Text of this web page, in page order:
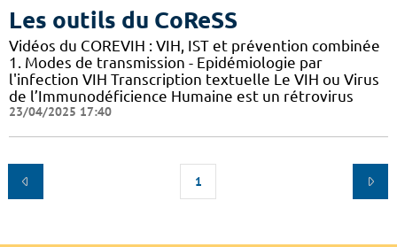
Les outils du CoReSS
Vidéos du COREVIH : VIH, IST et prévention combinée
1. Modes de transmission - Epidémiologie par
l'infection VIH Transcription textuelle Le VIH ou Virus
de l’Immunodéficience Humaine est un rétrovirus
23/04/2025 17:40
1